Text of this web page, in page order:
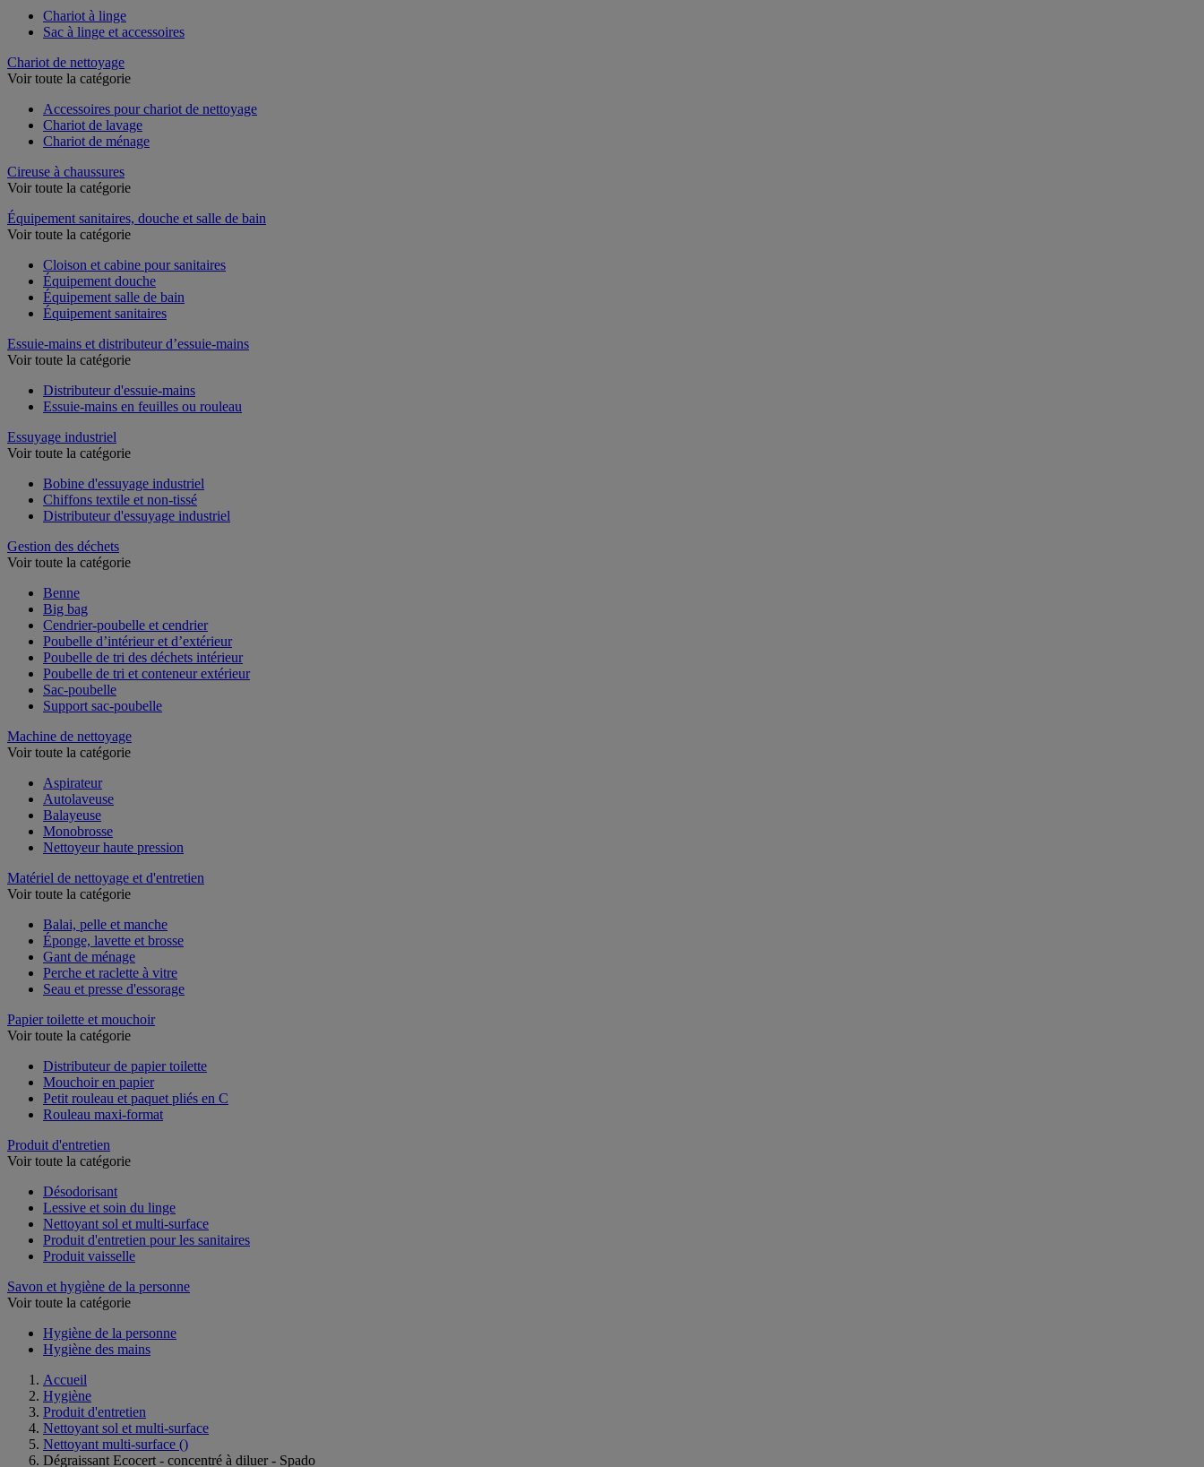
Chariot à linge
Chariot de nettoyage
Accessoires pour chariot de nettoyage
Chariot de lavage
Cireuse à chaussures
Équipement sanitaires, douche et salle de bain
Cloison et cabine pour sanitaires
Équipement douche
Équipement salle de bain
Essuie-mains et distributeur d’essuie-mains
Distributeur d'essuie-mains
Essuyage industriel
Bobine d'essuyage industriel
Chiffons textile et non-tissé
Gestion des déchets
Benne
Big bag
Cendrier-poubelle et cendrier
Poubelle d’intérieur et d’extérieur
Poubelle de tri des déchets intérieur
Poubelle de tri et conteneur extérieur
Sac-poubelle
Machine de nettoyage
Aspirateur
Autolaveuse
Balayeuse
Monobrosse
Matériel de nettoyage et d'entretien
Balai, pelle et manche
Éponge, lavette et brosse
Gant de ménage
Perche et raclette à vitre
Papier toilette et mouchoir
Distributeur de papier toilette
Mouchoir en papier
Petit rouleau et paquet pliés en C
Produit d'entretien
Désodorisant
Lessive et soin du linge
Nettoyant sol et multi-surface
Produit d'entretien pour les sanitaires
Savon et hygiène de la personne
Hygiène de la personne
Accueil
Hygiène
Produit d'entretien
Nettoyant sol et multi-surface
Nettoyant multi-surface ()